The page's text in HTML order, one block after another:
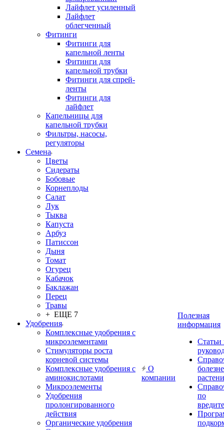
Лайфлет усиленный
Лайфлет
облегченный
Фитинги
Фитинги для
капельной ленты
Фитинги для
капельной трубки
Фитинги для спрей-
ленты
Фитинги для
лайфлет
Капельницы для
капельной трубки
Фильтры, насосы,
регуляторы
Семена
Цветы
Сидераты
Бобовые
Корнеплоды
Салат
Лук
Тыква
Капуста
Арбуз
Патиссон
Дыня
Томат
Огурец
Кабачок
Баклажан
Перец
Травы
+ ЕЩЕ 7
Удобрения
Комплексные удобрения с
микроэлементами
Стимуляторы роста
корневой системы
Комплексные удобрения с
аминокислотами
Микроэлементы
Удобрения
пролонгированного
действия
Органические удобрения
О
компании
Полезная
информация
Статьи
по